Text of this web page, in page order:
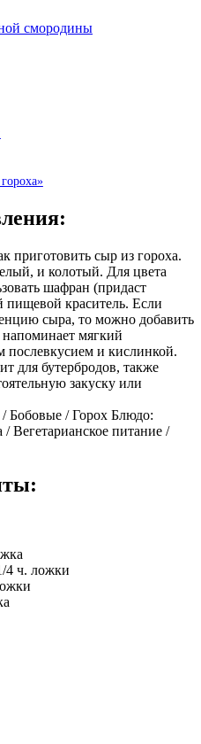
смородины
приготовить сыр из гороха.
и колотый. Для цвета
шафран (придаст
краситель. Если
сыра, то можно добавить
напоминает мягкий
и кислинкой.
для бутербродов, также
закуску или
Бобовые / Горох Блюдо:
Вегетарианское питание /
4 ч. ложки